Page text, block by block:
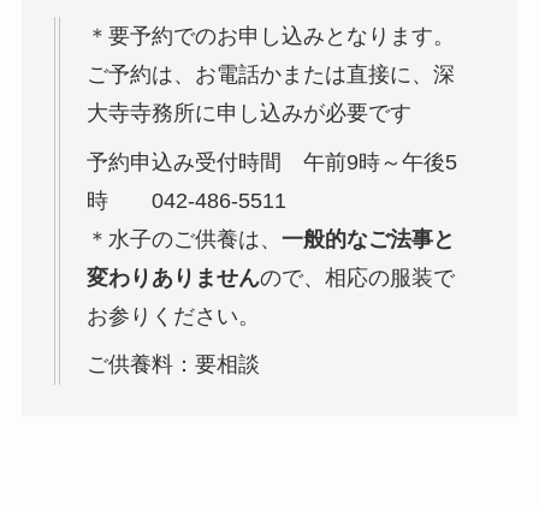
＊要予約でのお申し込みとなります。
ご予約は、お電話かまたは直接に、深
大寺寺務所に申し込みが必要です
予約申込み受付時間 午前9時～午後5
時 042-486-5511
＊水子のご供養は、 一般的なご法事と
変わりありませんので、相応の服装で
お参りください。
ご供養料：要相談